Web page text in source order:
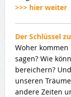
>>> hier weiter
Der Schlüssel
Woher kommen
sagen? Wie
bereichern?
unseren
andere Zeiten